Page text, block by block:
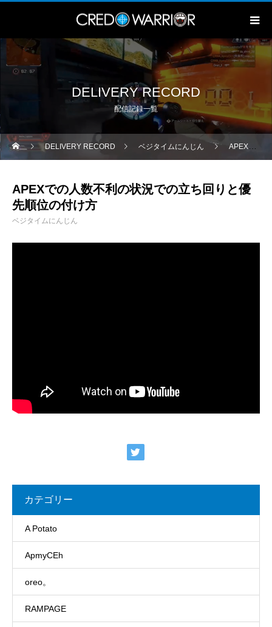
DELIVERY RECORD
配信記録一覧
DELIVERY RECORD ベジタイムにんじん APEXでの人数不利の状況での立ち回りと優先順位の付け方
APEXでの人数不利の状況での立ち回りと優
先順位の付け方
ベジタイムにんじん
カテゴリー
A Potato
ApmyCEh
oreo。
RAMPAGE